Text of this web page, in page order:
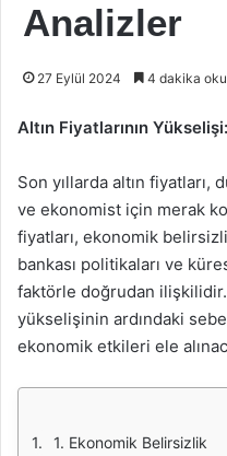
Analizler
27 Eylül 2024 4 dakika
Altın Fiyatlarının
Son yıllarda altın fiyatları,
ve ekonomist için merak
fiyatları, ekonomik
bankası politikaları ve
faktörle doğrudan ilişkilidir.
yükselişinin ardındaki
ekonomik etkileri ele
1. Ekonomik Belirsizlik